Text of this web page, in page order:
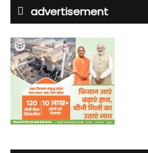
advertisement